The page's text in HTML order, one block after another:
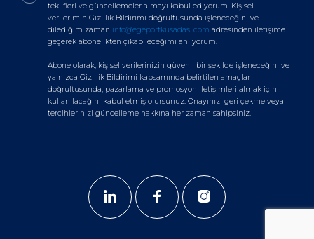
teklifleri ve güncellemeler almayı kabul ediyorum. Kişisel
verilerimin Gizlilik Bildirimi doğrultusunda işleneceğini ve
dilediğim zaman info@egeportkusadasi.com adresinden iletişime
geçerek abonelikten çıkabileceğimi anlıyorum.
Abone olarak, kişisel verilerinizin güvenli bir şekilde işleneceğini ve
yalnızca Gizlilik Bildirimi kapsamında belirtilen amaçlar
doğrultusunda, pazarlama ve promosyon iletişimleri almak için
kullanılacağını kabul etmiş olursunuz. Onayınızı geri çekme veya
tercihlerinizi güncelleme hakkına her zaman sahipsiniz.